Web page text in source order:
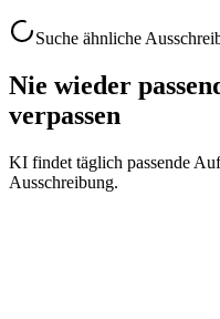
Suche ähnliche
Nie wieder
verpassen
KI findet täglich passende
Ausschreibung.